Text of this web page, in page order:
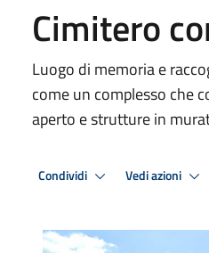
Cimitero
Luogo di memoria e
come un complesso che
aperto e strutture in
Condividi Vedi azioni